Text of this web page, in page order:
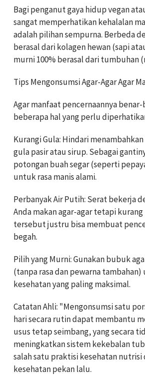
Bagi penganut gaya hidup vegan
sangat memperhatikan kehalalan
adalah pilihan sempurna. Berbeda
berasal dari kolagen hewan (sapi
murni 100% berasal dari tumbuhan
Tips Mengonsumsi Agar-Agar Agar
Agar manfaat pencernaannya
beberapa hal yang perlu
Kurangi Gula: Hindari
gula pasir atau sirup. Sebagai
potongan buah segar (seperti
untuk rasa manis alami.
Perbanyak Air Putih: Serat bekerja
Anda makan agar-agar tetapi
tersebut justru bisa membuat
begah.
Pilih yang Murni: Gunakan bubuk
(tanpa rasa dan pewarna
kesehatan yang paling maksimal.
Catatan Ahli: "Mengonsumsi satu
hari secara rutin dapat membantu
usus tetap seimbang, yang secara
meningkatkan sistem kekebalan
salah satu praktisi kesehatan nutrisi
kesehatan pekan lalu.